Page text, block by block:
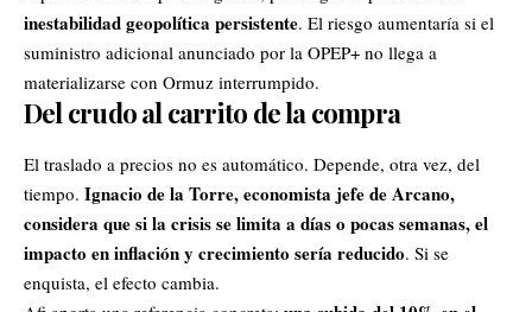
inestabilidad geopolítica persistente. El riesgo aumentaría si el
suministro adicional anunciado por la OPEP+ no llega a
materializarse con Ormuz interrumpido.
Del crudo al carrito de la compra
El traslado a precios no es automático. Depende, otra vez, del
tiempo. Ignacio de la Torre, economista jefe de Arcano,
considera que si la crisis se limita a días o pocas semanas, el
impacto en inflación y crecimiento sería reducido. Si se
enquista, el efecto cambia.